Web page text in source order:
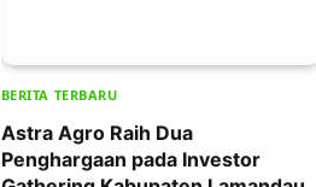
BERITA TERBARU
Astra Agro Raih Dua
Penghargaan pada Investor